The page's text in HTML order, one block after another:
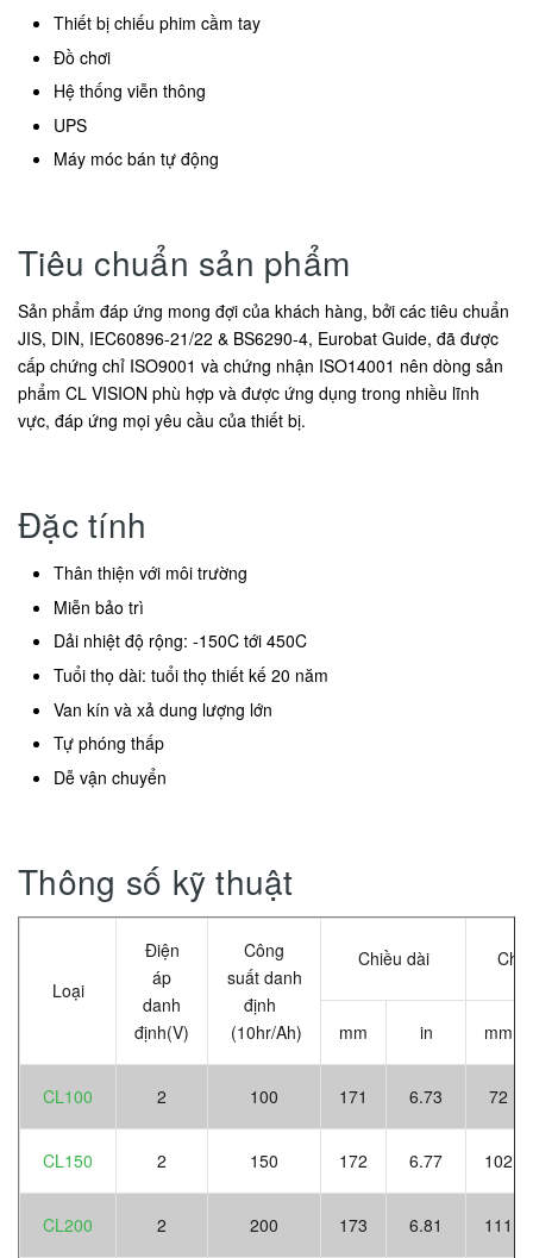
Thiết bị chiếu phim cầm tay
Đồ chơi
Hệ thống viễn thông
UPS
Máy móc bán tự động
Tiêu chuẩn sản phẩm
Sản phẩm đáp ứng mong đợi của khách hàng, bởi các tiêu chuẩn
JIS, DIN, IEC60896-21/22 & BS6290-4, Eurobat Guide, đã được
cấp chứng chỉ ISO9001 và chứng nhận ISO14001 nên dòng sản
phẩm CL VISION phù hợp và được ứng dụng trong nhiều lĩnh
vực, đáp ứng mọi yêu cầu của thiết bị.
Đặc tính
Thân thiện với môi trường
Miễn bảo trì
Dải nhiệt độ rộng: -150C tới 450C
Tuổi thọ dài: tuổi thọ thiết kế 20 năm
Van kín và xả dung lượng lớn
Tự phóng thấp
Dễ vận chuyển
Thông số kỹ thuật
Loại
Điện
áp
danh
định(V)
Công
suất danh
định
(10hr/Ah)
Chiều dài
mm in mm
CL100 2 100 171 6.73 72
CL150 2 150 172 6.77 102
CL200 2 200 173 6.81 111